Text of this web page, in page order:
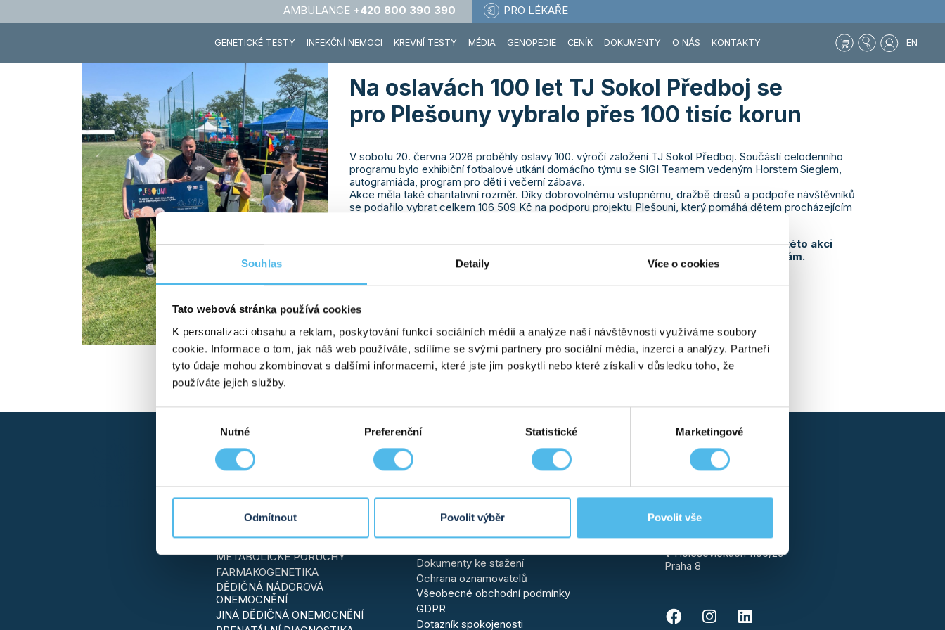
Souhlas Detaily Více o cookies
Tato webová stránka používá cookies
K personalizaci obsahu a reklam, poskytování funkcí sociálních médií a analýze naší návštěvnosti využíváme soubory
cookie. Informace o tom, jak náš web používáte, sdílíme se svými partnery pro sociální média, inzerci a analýzy. Partneři
tyto údaje mohou zkombinovat s dalšími informacemi, které jste jim poskytli nebo které získali v důsledku toho, že
používáte jejich služby.
Výběr
Nutné Preferenční Statistické Marketingové
Odmítnout Povolit výběr Povolit vše
GENETICKÉ TESTY INFEKČNÍ NEMOCI KREVNÍ TESTY MÉDIA GENOPEDIE CENÍK DOKUMENTY O NÁS KONTAKTY EN
AMBULANCE +420 800 390 390 PRO LÉKAŘE
Na oslavách 100 let TJ Sokol Předboj se
pro Plešouny vybralo přes 100 tisíc korun
V sobotu 20. června 2026 proběhly oslavy 100. výročí založení TJ Sokol Předboj. Součástí celodenního
programu bylo exhibiční fotbalové utkání domácího týmu se SIGI Teamem vedeným Horstem Sieglem,
autogramiáda, program pro děti i večerní zábava.
Akce měla také charitativní rozměr. Díky dobrovolnému vstupnému, dražbě dresů a podpoře návštěvníků
se podařilo vybrat celkem 106 509 Kč na podporu projektu Plešouni, který pomáhá dětem procházejícím
GHC Genetics dlouhodobě podporuje projekt Plešouni, a proto nás těší, že se při této akci
podařilo získat tak významnou částku na pomoc dětským pacientům a jejich rodinám.
GENETICKÉ TESTY
KONZULTACE S LÉKAŘEM
GENSCAN® – KOMPLEXNÍ
ANALÝZA
ONEMOCNĚNÍ SRDCE A CÉV
METABOLICKÉ PORUCHY
FARMAKOGENETIKA
DĚDIČNÁ NÁDOROVÁ
ONEMOCNĚNÍ
JINÁ DĚDIČNÁ ONEMOCNĚNÍ
CENÍK VYŠETŘENÍ
Aktuality
Magazín
DALŠÍ
Dokumenty ke stažení
Ochrana oznamovatelů
Všeobecné obchodní podmínky
GDPR
Dotazník spokojenosti
+420 800 390 390
GHC Genetics, s.r.o.
V Holešovičkách 1156/29
Praha 8